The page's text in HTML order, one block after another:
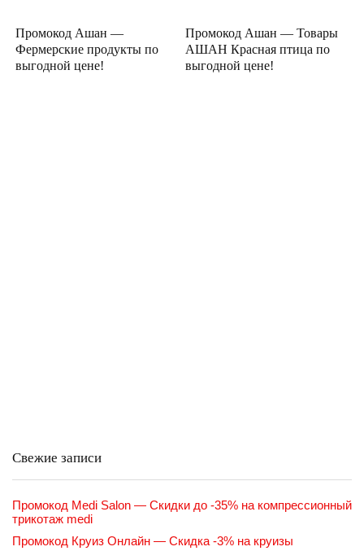
Промокод Ашан —
Фермерские продукты по
выгодной цене!
Промокод Ашан — Товары
АШАН Красная птица по
выгодной цене!
Свежие записи
Промокод Medi Salon — Скидки до -35% на компрессионный
трикотаж medi
Промокод Круиз Онлайн — Скидка -3% на круизы